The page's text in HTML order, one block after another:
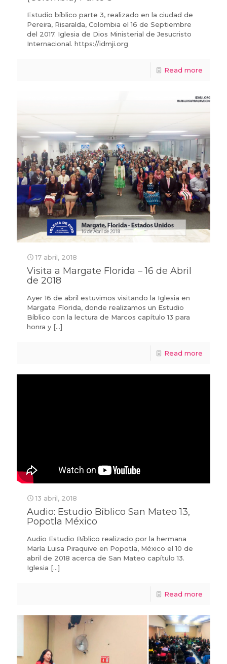
Estudio bíblico parte 3, realizado en la ciudad de
Pereira, Risaralda, Colombia el 16 de Septiembre
del 2017. Iglesia de Dios Ministerial de Jesucristo
Internacional. https://idmji.org
Read more
17 abril, 2018
Visita a Margate Florida – 16 de Abril
de 2018
Ayer 16 de abril estuvimos visitando la Iglesia en
Margate Florida, donde realizamos un Estudio
Bíblico con la lectura de Marcos capítulo 13 para
honra y […]
Read more
13 abril, 2018
Audio: Estudio Bíblico San Mateo 13,
Popotla México
Audio Estudio Bíblico realizado por la hermana
María Luisa Piraquive en Popotla, México el 10 de
abril de 2018 acerca de San Mateo capítulo 13.
Iglesia […]
Read more